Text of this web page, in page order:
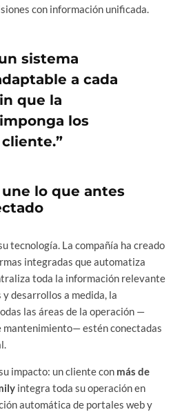
con información unificada.
sistema
a cada
que la
los
lo que antes
tecnología. La compañía ha creado
integradas que automatiza
toda la información relevante
desarrollos a medida, la
las áreas de la operación —
mantenimiento— estén conectadas
impacto: un cliente con más de
integra toda su operación en
automática de portales web y